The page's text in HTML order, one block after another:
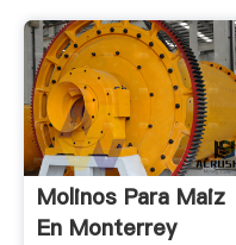
Molinos Para Maiz
En Monterrey